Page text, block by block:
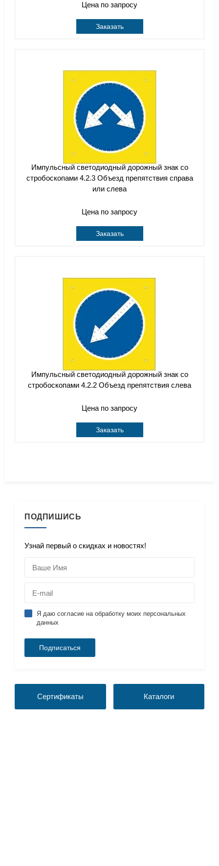
ПОДПИШИСЬ
Узнай первый о скидках и новостях!
Я даю согласие на обработку моих персональных
данных
Сертификаты Каталоги
Цена по запросу
Заказать
Импульсный cветодиодный дорожный знак со
стробоскопами 4.2.3 Объезд препятствия справа
или слева
Цена по запросу
Заказать
Импульсный cветодиодный дорожный знак со
стробоскопами 4.2.2 Объезд препятствия слева
Цена по запросу
Заказать